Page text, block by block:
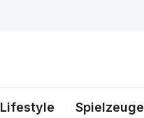
Lifestyle Spielzeuge